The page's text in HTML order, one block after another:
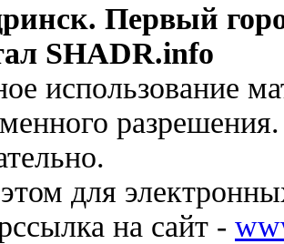
Первый
SHADR.info
использование
для
на сайт -